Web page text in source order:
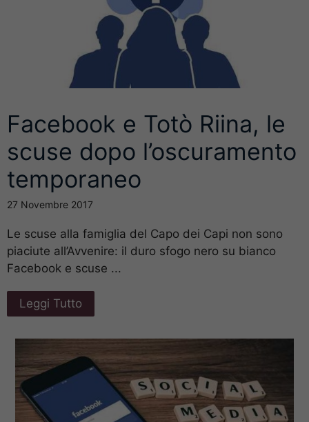
Facebook e Totò Riina, le
scuse dopo l’oscuramento
temporaneo
27 Novembre 2017
Le scuse alla famiglia del Capo dei Capi non sono
piaciute all’Avvenire: il duro sfogo nero su bianco
Facebook e scuse ...
Leggi Tutto